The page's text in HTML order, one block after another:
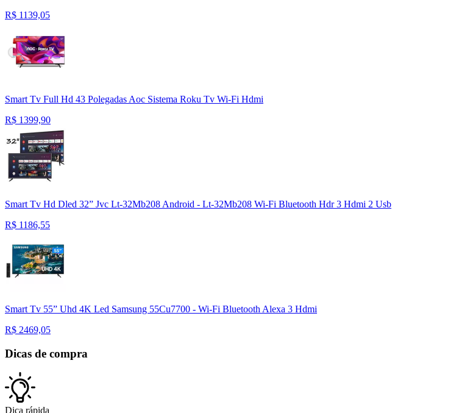
R$ 1139,05
Smart Tv Full Hd 43 Polegadas Aoc Sistema Roku Tv Wi-Fi Hdmi
R$ 1399,90
Smart Tv Hd Dled 32” Jvc Lt-32Mb208 Android - Lt-32Mb208 Wi-Fi Bluetooth Hdr 3 Hdmi 2 Usb
R$ 1186,55
Smart Tv 55” Uhd 4K Led Samsung 55Cu7700 - Wi-Fi Bluetooth Alexa 3 Hdmi
R$ 2469,05
Dicas de compra
Dica rápida